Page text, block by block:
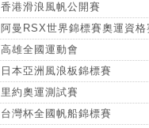
香港滑浪風帆公開賽
阿曼RSX世界錦標賽奧運資格
高雄全國運動會
日本亞洲風浪板錦標賽
里約奧運測試賽
台灣杯全國帆船錦標賽